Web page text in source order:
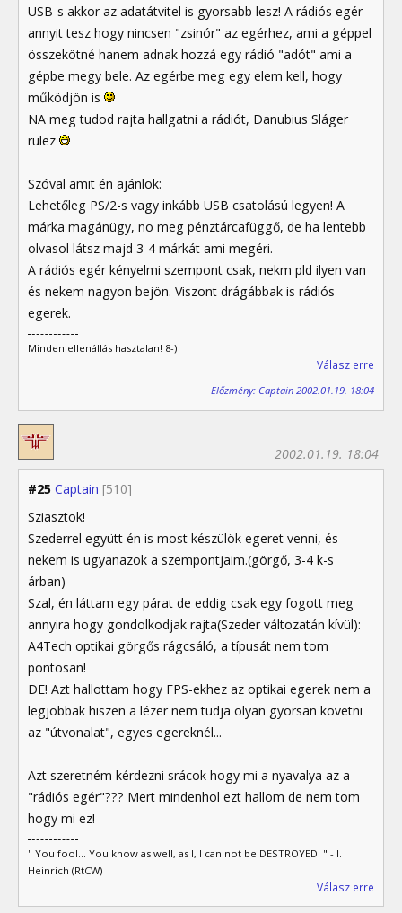
USB-s akkor az adatátvitel is gyorsabb lesz! A rádiós egér
annyit tesz hogy nincsen "zsinór" az egérhez, ami a géppel
összekötné hanem adnak hozzá egy rádió "adót" ami a
gépbe megy bele. Az egérbe meg egy elem kell, hogy
működjön is
NA meg tudod rajta hallgatni a rádiót, Danubius Sláger
rulez
Szóval amit én ajánlok:
Lehetőleg PS/2-s vagy inkább USB csatolású legyen! A
márka magánügy, no meg pénztárcafüggő, de ha lentebb
olvasol látsz majd 3-4 márkát ami megéri.
A rádiós egér kényelmi szempont csak, nekm pld ilyen van
és nekem nagyon bejön. Viszont drágábbak is rádiós
egerek.
Minden ellenállás hasztalan! 8-)
Válasz erre
Előzmény: Captain 2002.01.19. 18:04
#25 Captain [510]
2002.01.19. 18:04
Sziasztok!
Szederrel együtt én is most készülök egeret venni, és
nekem is ugyanazok a szempontjaim.(görgő, 3-4 k-s
árban)
Szal, én láttam egy párat de eddig csak egy fogott meg
annyira hogy gondolkodjak rajta(Szeder változatán kívül):
A4Tech optikai görgős rágcsáló, a típusát nem tom
pontosan!
DE! Azt hallottam hogy FPS-ekhez az optikai egerek nem a
legjobbak hiszen a lézer nem tudja olyan gyorsan követni
az "útvonalat", egyes egereknél...
Azt szeretném kérdezni srácok hogy mi a nyavalya az a
"rádiós egér"??? Mert mindenhol ezt hallom de nem tom
hogy mi ez!
" You fool... You know as well, as I, I can not be DESTROYED! " - I.
Heinrich (RtCW)
Válasz erre